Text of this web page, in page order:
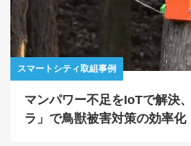
スマートシティ取組事例
マンパワー不足をIoTで解決
ラ」で鳥獣被害対策の効率化